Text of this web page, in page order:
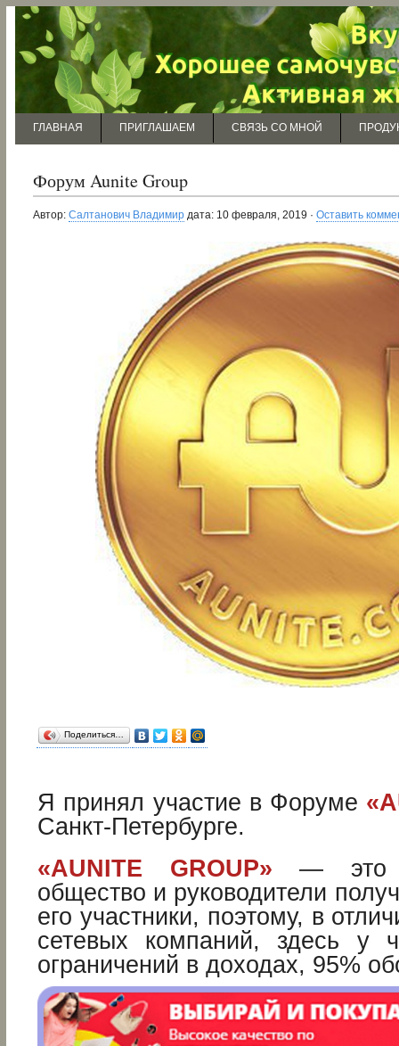
ГЛАВНАЯ ПРИГЛАШАЕМ СВЯЗЬ СО МНОЙ
Форум Aunite Group
Автор: Салтанович Владимир дата: 10 февраля, 2019 · Оставить
Поделиться…
Я принял участие в Форуме
Санкт-Петербурге.
«AUNITE GROUP» — это
общество и руководители
его участники, поэтому, в
сетевых компаний, здесь у
ограничений в доходах, 95%